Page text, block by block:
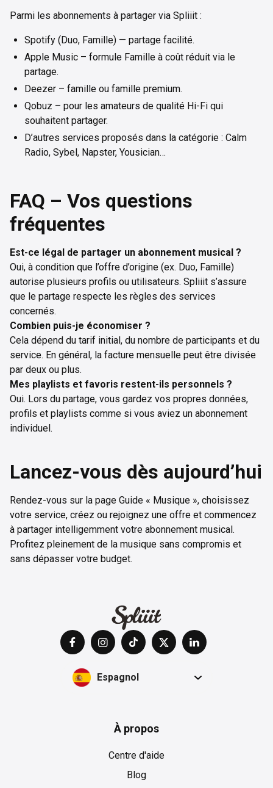
Parmi les abonnements à partager via Spliiit :
Spotify (Duo, Famille) — partage facilité.
Apple Music – formule Famille à coût réduit via le
partage.
Deezer – famille ou famille premium.
Qobuz – pour les amateurs de qualité Hi-Fi qui
souhaitent partager.
D’autres services proposés dans la catégorie : Calm
Radio, Sybel, Napster, Yousician…
FAQ – Vos questions
fréquentes
Est-ce légal de partager un abonnement musical ?
Oui, à condition que l’offre d’origine (ex. Duo, Famille)
autorise plusieurs profils ou utilisateurs. Spliiit s’assure
que le partage respecte les règles des services
concernés.
Combien puis-je économiser ?
Cela dépend du tarif initial, du nombre de participants et du
service. En général, la facture mensuelle peut être divisée
par deux ou plus.
Mes playlists et favoris restent-ils personnels ?
Oui. Lors du partage, vous gardez vos propres données,
profils et playlists comme si vous aviez un abonnement
individuel.
Lancez-vous dès aujourd’hui
Rendez-vous sur la page Guide « Musique », choisissez
votre service, créez ou rejoignez une offre et commencez
à partager intelligemment votre abonnement musical.
Profitez pleinement de la musique sans compromis et
sans dépasser votre budget.
Espagnol
À propos
Centre d'aide
Blog